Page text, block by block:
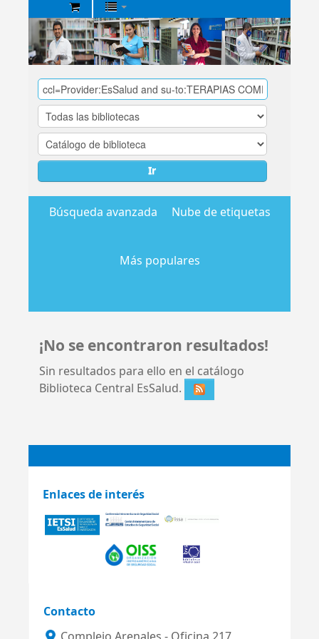
Biblioteca
Central
EsSalud
Ir
Búsqueda avanzada Nube de etiquetas
Más populares
¡No se encontraron resultados!
Sin resultados para ello en el catálogo
Biblioteca Central EsSalud.
Enlaces de interés
Contacto